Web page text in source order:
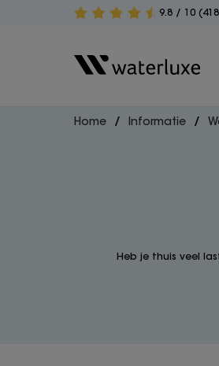
9.8 / 10
Home Informatie
Heb je thuis veel